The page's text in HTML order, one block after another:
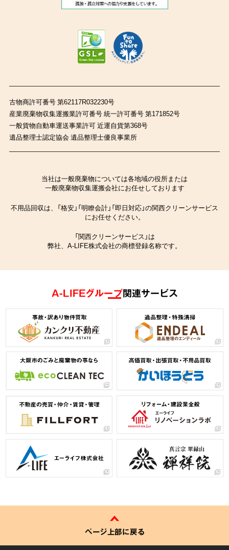
古物商許可番号 第62117R032230号
産業廃棄物収集運搬業許可番号 統一許可番号 第171852号
一般貨物自動車運送事業許可 近運自貨第368号
遺品整理士認定協会 遺品整理士優良事業所
当社は一般廃棄物については各地域の役所または
一般廃棄物収集運搬会社にお任せしております
不用品回収は、「格安」「明瞭会計」「即日対応」の関西クリーンサービス
にお任せください。
「関西クリーンサービス」は
弊社、A-LIFE株式会社の商標登録名称です。
A-LIFEグループ関連サービス
ページ上部に戻る